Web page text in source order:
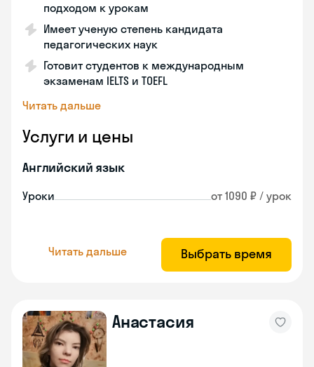
подходом к урокам
Имеет ученую степень кандидата
педагогических наук
Готовит студентов к международным
экзаменам IELTS и TOEFL
Читать дальше
Услуги и цены
Английский язык
Уроки от 1090 ₽ / урок
Читать дальше Выбрать время
Анастасия